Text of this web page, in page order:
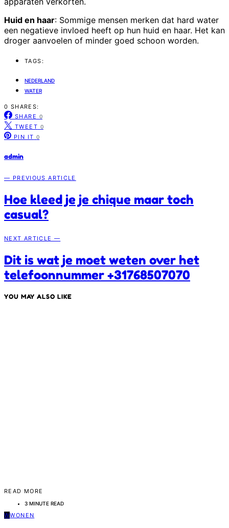
Huid en haar: Sommige mensen merken dat hard water
een negatieve invloed heeft op hun huid en haar. Het kan
droger aanvoelen of minder goed schoon worden.
TAGS:
NEDERLAND
WATER
0 SHARES:
SHARE 0
TWEET 0
PIN IT 0
admin
— PREVIOUS ARTICLE
Hoe kleed je je chique maar toch
casual?
NEXT ARTICLE —
Dit is wat je moet weten over het
telefoonnummer +31768507070
YOU MAY ALSO LIKE
READ MORE
3 MINUTE READ
WWONEN